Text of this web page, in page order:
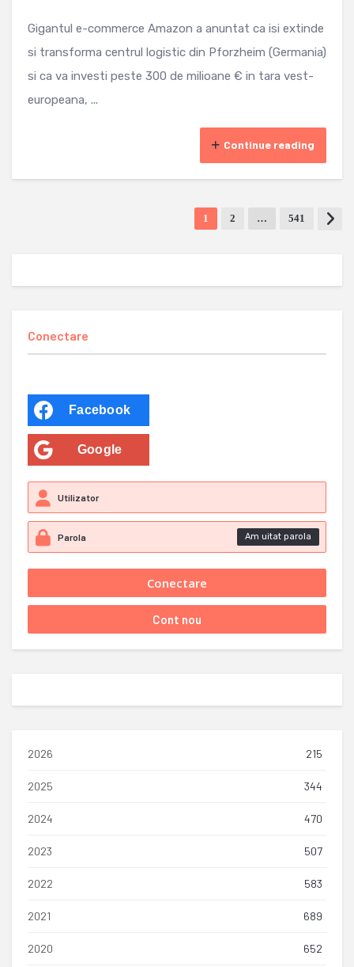
Gigantul e-commerce Amazon a anuntat ca isi extinde
si transforma centrul logistic din Pforzheim (Germania)
si ca va investi peste 300 de milioane € in tara vest-
europeana, ...
Continue reading
1 2 … 541
Conectare
Facebook
Google
Am uitat parola
2026 215
2025 344
2024 470
2023 507
2022 583
2021 689
2020 652